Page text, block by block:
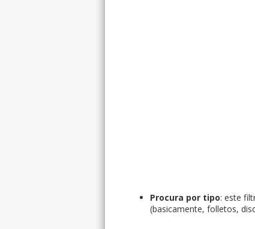
Procura por tipo: este
(basicamente, folletos,